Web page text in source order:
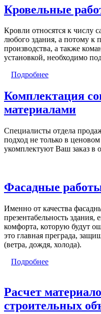
Кровельные
Кровли относятся к числу
любого здания, а потому к
производства, а также
установкой, необходимо
Подробнее
Комплектация
материалами
Специалисты отдела
подход не только в
укомплектуют Ваш заказ в
Фасадные
Именно от качества
презентабельность
комфорта, которую будут
это главная преграда,
(ветра, дождя, холода).
Подробнее
Расчет
строительных